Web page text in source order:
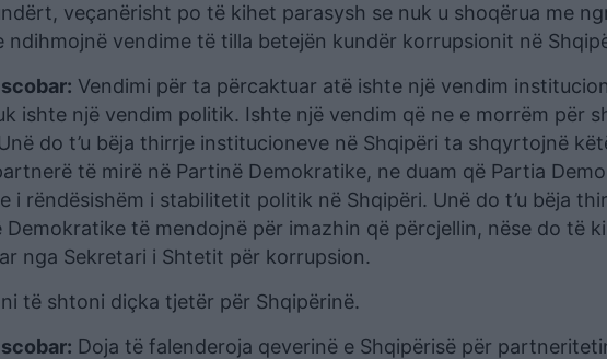
veçanërisht po të kihet parasysh se nuk u shoqërua me
ndihmojnë vendime të tilla betejën kundër korrupsionit në
Vendimi për ta përcaktuar atë ishte një vendim
ishte një vendim politik. Ishte një vendim që ne e morrëm për
do t’u bëja thirrje institucioneve në Shqipëri ta shqyrtojnë
të mirë në Partinë Demokratike, ne duam që Partia
i rëndësishëm i stabilitetit politik në Shqipëri. Unë do t’u bëja
të mendojnë për imazhin që përcjellin, nëse do të
nga Sekretari i Shtetit për korrupsion.
të shtoni diçka tjetër për Shqipërinë.
Doja të falenderoja qeverinë e Shqipërisë për